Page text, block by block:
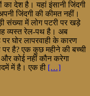
का देश है। यहां इंसानी जिंदगी
जिंदगी की कीमत नहीं।
संख्या में लोग पटरी पर खड़े
व्यस्त रेल-पथ है। अब
घोर लापरवाही के कारण
पर है? एक कुछ महीने की बच्ची
कोई नहीं कौन करेगा
में है। एक ही […]